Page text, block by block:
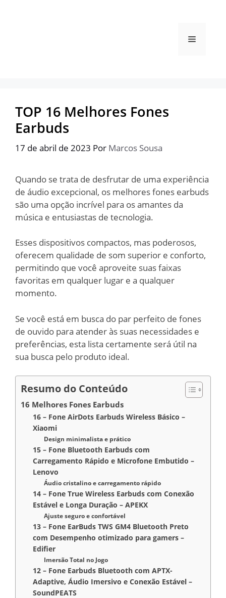
Menu
TOP 16 Melhores Fones
Earbuds
17 de abril de 2023 Por Marcos Sousa
Quando se trata de desfrutar de uma experiência
de áudio excepcional, os melhores fones earbuds
são uma opção incrível para os amantes da
música e entusiastas de tecnologia.
Esses dispositivos compactos, mas poderosos,
oferecem qualidade de som superior e conforto,
permitindo que você aproveite suas faixas
favoritas em qualquer lugar e a qualquer
momento.
Se você está em busca do par perfeito de fones
de ouvido para atender às suas necessidades e
preferências, esta lista certamente será útil na
sua busca pelo produto ideal.
Resumo do Conteúdo
16 Melhores Fones Earbuds
16 – Fone AirDots Earbuds Wireless Básico –
Xiaomi
Design minimalista e prático
15 – Fone Bluetooth Earbuds com
Carregamento Rápido e Microfone Embutido –
Lenovo
Áudio cristalino e carregamento rápido
14 – Fone True Wireless Earbuds com Conexão
Estável e Longa Duração – APEKX
Ajuste seguro e confortável
13 – Fone EarBuds TWS GM4 Bluetooth Preto
com Desempenho otimizado para gamers –
Edifier
Imersão Total no Jogo
12 – Fone Earbuds Bluetooth com APTX-
Adaptive, Áudio Imersivo e Conexão Estável –
SoundPEATS